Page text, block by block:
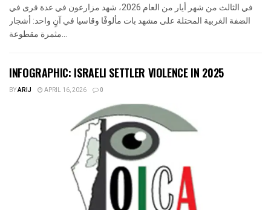
في الثالث من شهر أيار من العام 2026، شهد مزارعون في عدة قرى في
الضفة الغربية المحتلة على مشهد بات مألوفًا وقاسيا في آنٍ واحد: أشجار
INFOGRAPHIC: ISRAELI SETTLER VIOLENCE IN 2025
BYARIJ APRIL 16, 2026 0